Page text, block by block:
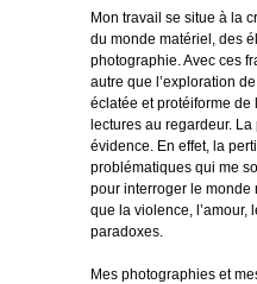
Mon travail se situe à la
du monde matériel, des
photographie. Avec ces
autre que l’exploration
éclatée et protéiforme de
lectures au regardeur.
évidence. En effet, la
problématiques qui me
pour interroger le monde
que la violence, l’amour,
paradoxes.
Mes photographies et